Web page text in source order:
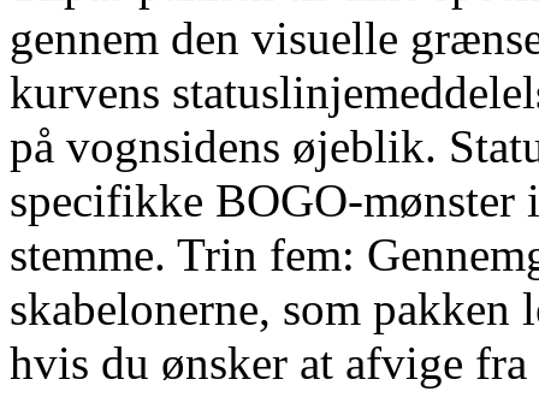
gennem den visuelle
kurvens
på vognsidens øjeblik.
specifikke BOGO-mønster
stemme. Trin fem:
skabelonerne, som pakken
hvis du ønsker at afvige